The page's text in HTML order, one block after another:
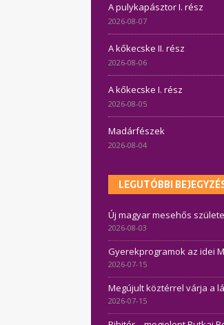
A pulykapásztor I. rész
2026-08-07
A kőkecske II. rész
2026-08-06
A kőkecske I. rész
2026-08-05
Madárfészek
2026-08-04
LEGUTÓBBI
Új magyar mesehős
2026-08-03
Gyerekprogramok az idei
2026-07-15
Megújult köztérrel várja a
2026-07-15